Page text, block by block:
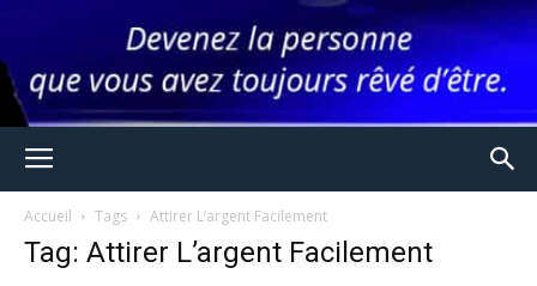
Accueil Tags Attirer L’argent Facilement
Tag: Attirer L’argent Facilement